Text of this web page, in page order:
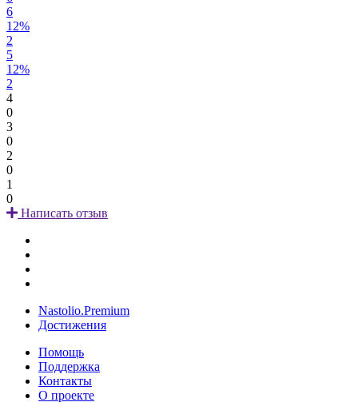
6
12%
2
5
12%
2
4
0
3
0
2
0
1
0
Написать отзыв
Nastolio.Premium
Достижения
Помощь
Поддержка
Контакты
О проекте